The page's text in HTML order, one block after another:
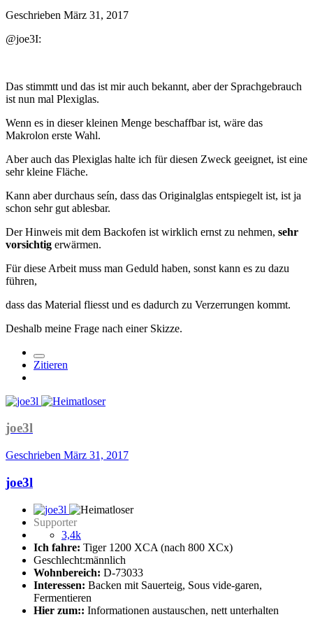
Geschrieben März 31, 2017
@joe3I:
Das stimmtt und das ist mir auch bekannt, aber der Sprachgebrauch
ist nun mal Plexiglas.
Wenn es in dieser kleinen Menge beschaffbar ist, wäre das
Makrolon erste Wahl.
Aber auch das Plexiglas halte ich für diesen Zweck geeignet, ist eine
sehr kleine Fläche.
Kann aber durchaus seín, dass das Originalglas entspiegelt ist, ist ja
schon sehr gut ablesbar.
Der Hinweis mit dem Backofen ist wirklich ernst zu nehmen, sehr
vorsichtig erwärmen.
Für diese Arbeit muss man Geduld haben, sonst kann es zu dazu
führen,
dass das Material fliesst und es dadurch zu Verzerrungen kommt.
Deshalb meine Frage nach einer Skizze.
Zitieren
joe3l
Geschrieben März 31, 2017
joe3l
Supporter
3,4k
Ich fahre: Tiger 1200 XCA (nach 800 XCx)
Geschlecht:männlich
Wohnbereich: D-73033
Interessen: Backen mit Sauerteig, Sous vide-garen,
Fermentieren
Hier zum:: Informationen austauschen, nett unterhalten